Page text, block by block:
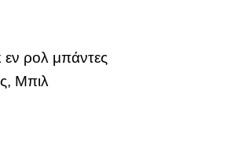
ρολ μπάντες
Μπιλ